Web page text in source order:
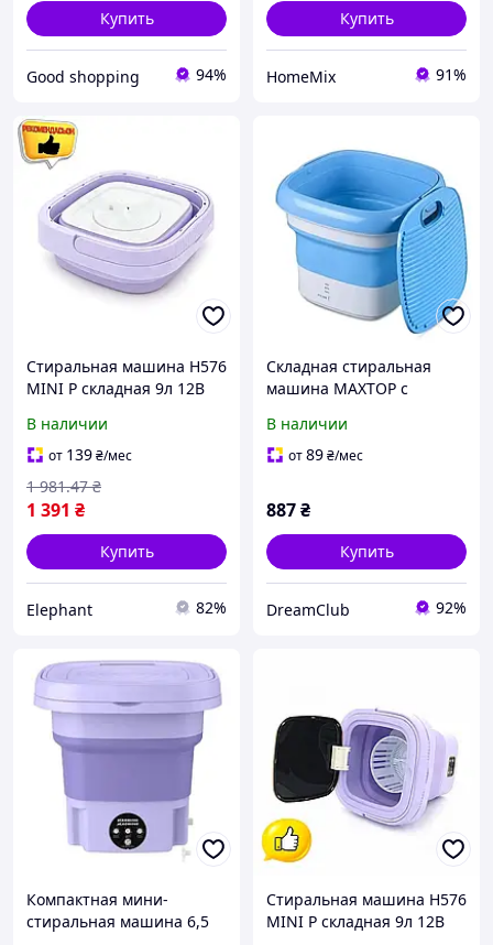
Купить
Good shopping 94%
Купить
HomeMix 91%
Стиральная машина H576
MINI P складная 9л 12В
компактная стиралка
фиолетовая EPT
В наличии
от 139₴/мес
1 391 ₴
1 981.47 ₴
Купить
Elephant 82%
Складная стиральная
машина MAXTOP с
стерилизации и ручкой
для переноски цвет
В наличии
от89₴/мес
887₴
Купить
DreamClub 92%
Компактная мини-
стиральная машина 6,5
Стиральная машина H576
MINI P складная 9л 12В